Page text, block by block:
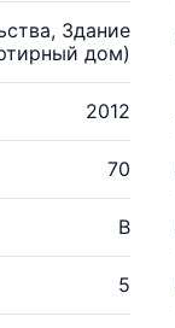
Здание
дом)
2012
70
B
5